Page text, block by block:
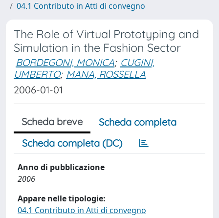
04.1 Contributo in Atti di convegno
The Role of Virtual Prototyping and
Simulation in the Fashion Sector
BORDEGONI, MONICA; CUGINI,
UMBERTO; MANA, ROSSELLA
2006-01-01
Scheda breve
Scheda completa
Scheda completa (DC)
Anno di pubblicazione
2006
Appare nelle tipologie:
04.1 Contributo in Atti di convegno